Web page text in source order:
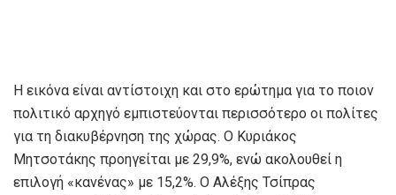
Η εικόνα είναι αντίστοιχη και στο ερώτημα για το ποιον
πολιτικό αρχηγό εμπιστεύονται περισσότερο οι πολίτες
για τη διακυβέρνηση της χώρας. Ο Κυριάκος
Μητσοτάκης προηγείται με 29,9%, ενώ ακολουθεί η
επιλογή «κανένας» με 15,2%. Ο Αλέξης Τσίπρας